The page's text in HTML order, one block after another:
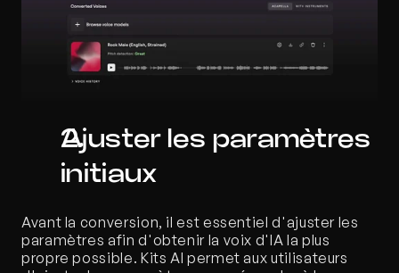
Ajuster les paramètres
initiaux
Avant la conversion, il est essentiel d'ajuster les
paramètres afin d'obtenir la voix d'IA la plus
propre possible. Kits AI permet aux utilisateurs